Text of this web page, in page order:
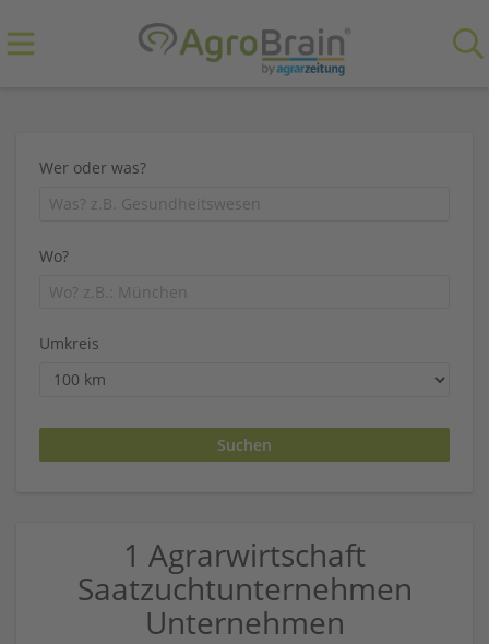
Wer oder was?
Wo?
Umkreis
1 Agrarwirtschaft
Saatzuchtunternehmen
Unternehmen